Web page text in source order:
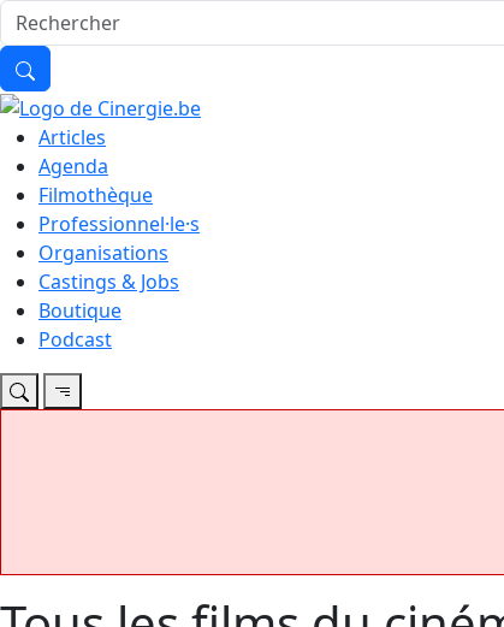
Articles
Agenda
Filmothèque
Professionnel·le·s
Organisations
Castings & Jobs
Boutique
Podcast